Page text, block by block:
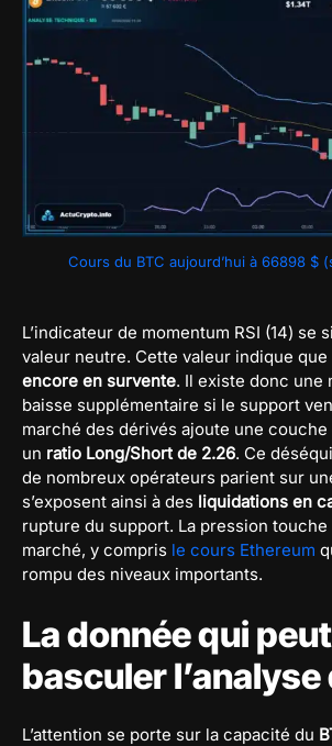
Cours du BTC aujourd’hui à 66898 $
L’indicateur de momentum RSI (14) se
valeur neutre. Cette valeur indique que
encore en survente. Il existe donc une
baisse supplémentaire si le support
marché des dérivés ajoute une
un ratio Long/Short de 2.26. Ce
de nombreux opérateurs parient sur
s’exposent ainsi à des liquidations en
rupture du support. La pression touche
marché, y compris le cours Ethereum
rompu des niveaux importants.
La donnée qui
basculer l’analyse
L’attention se porte sur la capacité du